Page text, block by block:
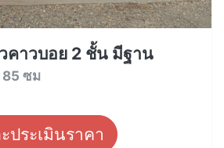
คาวบอย 2 ชั้น มีฐาน
85 ซม
ประเมินราคา